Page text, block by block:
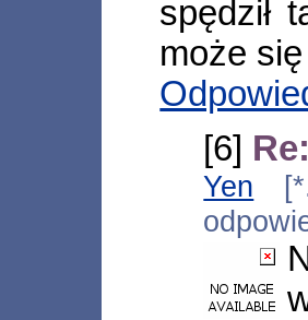
spędził
może
[6]
Yen